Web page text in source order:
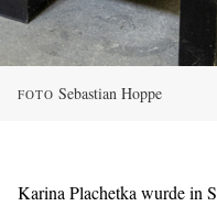
FOTO Sebastian Hoppe
Karina Plachetka wurde in